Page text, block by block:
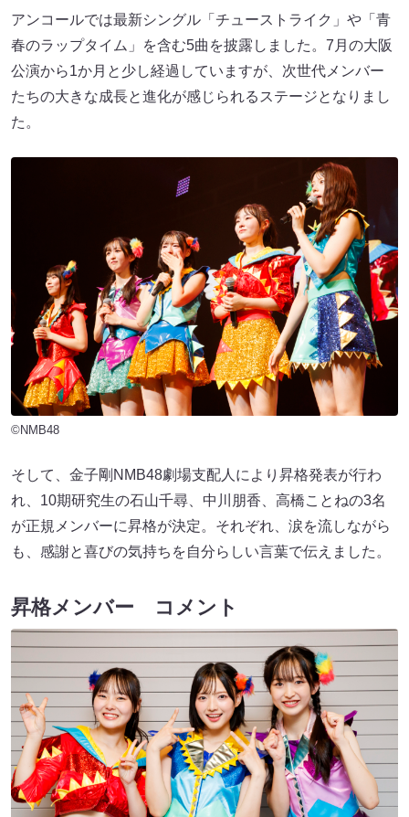
アンコールでは最新シングル「チューストライク」や「青
春のラップタイム」を含む5曲を披露しました。7月の大阪
公演から1か月と少し経過していますが、次世代メンバー
たちの大きな成長と進化が感じられるステージとなりまし
た。
©NMB48
そして、金子剛NMB48劇場支配人により昇格発表が行わ
れ、10期研究生の石山千尋、中川朋香、高橋ことねの3名
が正規メンバーに昇格が決定。それぞれ、涙を流しながら
も、感謝と喜びの気持ちを自分らしい言葉で伝えました。
昇格メンバー コメント